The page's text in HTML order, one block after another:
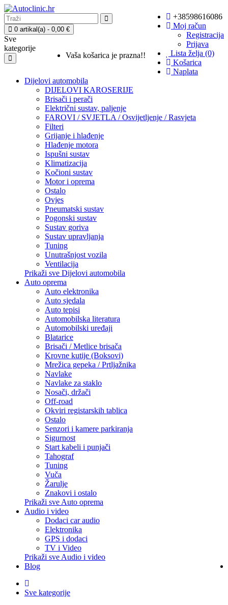
+38598616086
Moj račun
Registracija
Prijava
Lista želja (0)
Košarica
Naplata
0 artikal(a) - 0,00 €
Vaša košarica je prazna!!
Sve
kategorije
Dijelovi automobila
DIJELOVI KAROSERIJE
Brisači i perači
Električni sustav, paljenje
FAROVI / SVJETLA / Osvijetljenje / Rasvjeta
Filteri
Grijanje i hlađenje
Hlađenje motora
Ispušni sustav
Klimatizacija
Kočioni sustav
Motor i oprema
Ostalo
Ovjes
Pneumatski sustav
Pogonski sustav
Sustav goriva
Sustav upravljanja
Tuning
Unutrašnjost vozila
Ventilacija
Prikaži sve Dijelovi automobila
Auto oprema
Auto elektronika
Auto sjedala
Auto tepisi
Automobilska literatura
Automobilski uređaji
Blatarice
Brisači / Metlice brisača
Krovne kutije (Boksovi)
Mrežica gepeka / Prtljažnika
Navlake
Navlake za staklo
Nosači, držači
Off-road
Okviri registarskih tablica
Ostalo
Senzori i kamere parkiranja
Sigurnost
Start kabeli i punjači
Tahograf
Tuning
Vuča
Žarulje
Znakovi i ostalo
Prikaži sve Auto oprema
Audio i video
Dodaci car audio
Elektronika
GPS i dodaci
TV i Video
Prikaži sve Audio i video
Blog
Sve kategorije